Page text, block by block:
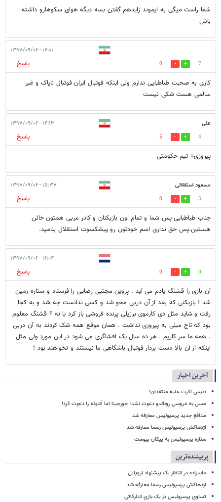
شما راست میگی به ایموند زایدهم گفتن بسه دیگه هوای سکوهارو داشته
باش
۱۴:۰۱ - ۱۳۹۷/۰۹/۰۶
7
0
پاسخ
کاری به صحبت طباطبایی ندارم ولی اینکه فوتبال ایران فوتبال ناپاک و غیر
سالمی هست شکی نیست
علی ۱۴:۱۳ - ۱۳۹۷/۰۹/۰۶
4
5
پاسخ
پیروزی= تیم حکومتی
مسعود استقلالی ۱۵:۳۷ - ۱۳۹۷/۰۹/۰۶
3
0
پاسخ
جناب طباطبایی پس شما و تمام اون بازیکنان و کادر مربی همتون خائن
هستین.پس حق نداری اسم خودتون رو پیشکسوت استقلال بنامید.
۱۶:۰۴ - ۱۳۹۷/۰۹/۰۶
0
0
پاسخ
آن بازی را قشنگ یادم می آید . پروین مجتبی رضایی را فرستاد و ستاره زمین
شد ! بازیکنی که بعد از آن دربی محو شد و کسی ندانست چه شد و به کجا
رفت و شاید مثل دی کارموی برزیلی پرنده فروشی باز کرد یا نه ؟ قشنگ معلوم
بود که تاج میلی به پیروزی نداشت . همان موقع همه شک کردند به آن دربی
. همه ما سر کاریم . هر ده سال یک افشاگری می شود در این مورد ولی مثل
اینکه از آن بالا دست بردار فوتبال باشگاهی ما نیستند و نخواهند بود !
آخرین اخبار
دنیس اکرت علیه منتقدان!
مسی به عروسی رونالدو دعوت نشد؛ جورجینا اما آنتونلا را دعوت کرد!
مدافع جدید پرسپولیس معارفه شد
اژدهاکش پرسپولیس رسما معارفه شد
ستاره پرسپولیس به پیکان پیوست
پربیننده‌ترین
عابدزاده در انتظار یک پیشنهاد اروپایی
اژدهاکش پرسپولیس رسما معارفه شد
تساوی پرسپولیس در یک بازی تدارکاتی